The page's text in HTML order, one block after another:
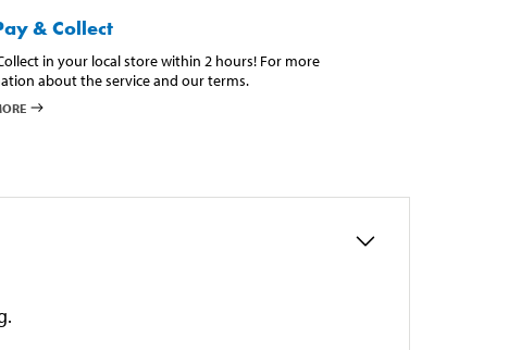
& Collect
in your local store within 2 hours! For more
about the service and our terms.